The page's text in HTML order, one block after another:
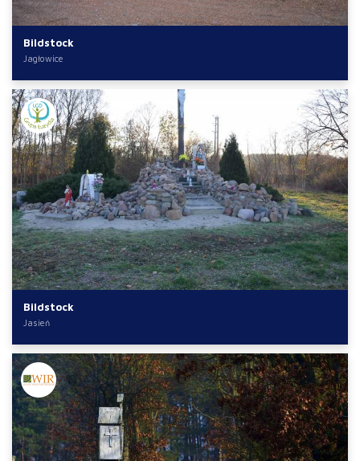
Bildstock
Jagłowice
Bildstock
Jasień